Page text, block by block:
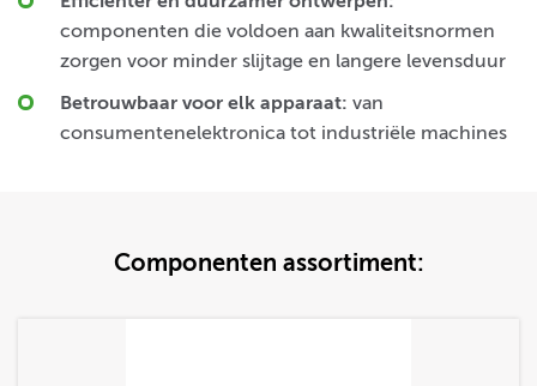
componenten die voldoen aan kwaliteitsnormen
zorgen voor minder slijtage en langere levensduur
Betrouwbaar voor elk apparaat: van
consumentenelektronica tot industriële machines
Componenten assortiment: